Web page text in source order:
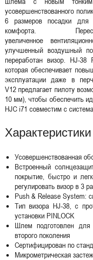
усовершенствованного
6 размеров посадки
комфорта.
увеличенное
улучшенный воздушный
переработан визор. HJ-
которая обеспечивает
эксплуатации даже в
V12 предлагает пилоту
10 мм), чтобы обеспечить
HJC i71 совместим с
Усовершенствованная
Встроенный
покрытие, быстро и
регулировать визор в 3
Push & Release System:
Тип визора HJ-38, с
установки PINLOCK
Шлем подготовлен для
второго поколения
Сертифицирован по
Микрометрическая